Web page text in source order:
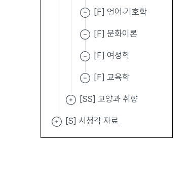
[F] 언어·기호학
[F] 문화이론
[F] 여성학
[F] 교육학
[SS] 교양과 취향
[S] 시청각 자료